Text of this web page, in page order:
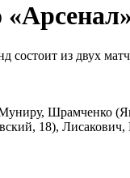
состоит из двух
Шрамченко
18),